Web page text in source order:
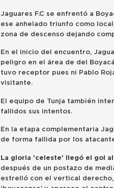
Jaguares F.C se enfrentó a
ese anhelado triunfo como
zona de descenso dejando
En el inicio del encuentro,
peligro en el área de del
tuvo receptor pues ni Pablo
visitante.
El equipo de Tunja también
fallidos sus intentos.
En la etapa complementaria
de forma fallida por los
La gloria 'celeste' llegó el gol
después de un postazo de
estrelló con el vertical